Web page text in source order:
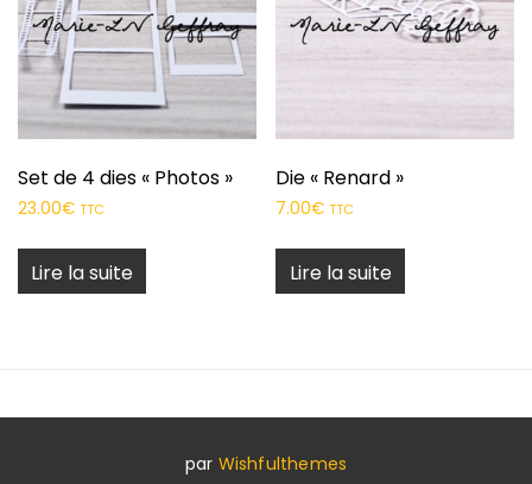
Set de 4 dies « Photos »
23.00€ TTC
Lire la suite
Die « Renard »
7.00€ TTC
Lire la suite
par Wishfulthemes